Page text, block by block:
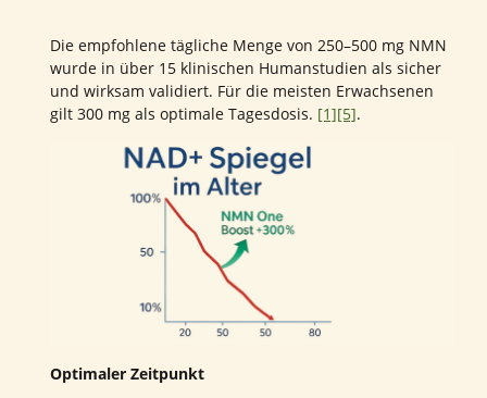
Die empfohlene tägliche Menge von 250–500 mg NMN
wurde in über 15 klinischen Humanstudien als sicher
und wirksam validiert. Für die meisten Erwachsenen
gilt 300 mg als optimale Tagesdosis. [1][5].
Optimaler Zeitpunkt